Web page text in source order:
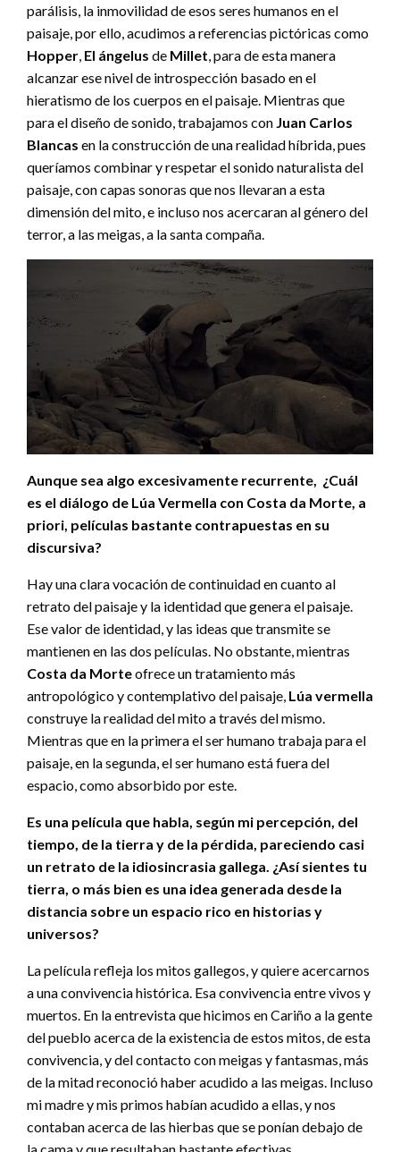
parálisis, la inmovilidad de esos seres humanos en el
paisaje, por ello, acudimos a referencias pictóricas como
Hopper El ángelus de Millet , para de esta manera
alcanzar ese nivel de introspección basado en el
hieratismo de los cuerpos en el paisaje. Mientras que
para el diseño de sonido, trabajamos con Juan Carlos
Blancas en la construcción de una realidad híbrida, pues
queríamos combinar y respetar el sonido naturalista del
paisaje, con capas sonoras que nos llevaran a esta
dimensión del mito, e incluso nos acercaran al género del
terror, a las meigas, a la santa compaña.
Aunque sea algo excesivamente recurrente, ¿Cuál
es el diálogo de Lúa Vermella con Costa da Morte, a
priori, películas bastante contrapuestas en su
discursiva?
Hay una clara vocación de continuidad en cuanto al
retrato del paisaje y la identidad que genera el paisaje.
Ese valor de identidad, y las ideas que transmite se
mantienen en las dos películas. No obstante, mientras
Costa da Morteofrece un tratamiento más
antropológico y contemplativo del paisaje, Lúa vermella
construye la realidad del mito a través del mismo.
Mientras que en la primera el ser humano trabaja para el
paisaje, en la segunda, el ser humano está fuera del
espacio, como absorbido por este.
Es una película que habla, según mi percepción, del
tiempo, de la tierra y de la pérdida, pareciendo casi
un retrato de la idiosincrasia gallega. ¿Así sientes tu
tierra, o más bien es una idea generada desde la
distancia sobre un espacio rico en historias y
universos?
La película refleja los mitos gallegos, y quiere acercarnos
a una convivencia histórica. Esa convivencia entre vivos y
muertos. En la entrevista que hicimos en Cariño a la gente
del pueblo acerca de la existencia de estos mitos, de esta
convivencia, y del contacto con meigas y fantasmas, más
de la mitad reconoció haber acudido a las meigas. Incluso
mi madre y mis primos habían acudido a ellas, y nos
contaban acerca de las hierbas que se ponían debajo de
la cama y que resultaban bastante efectivas.